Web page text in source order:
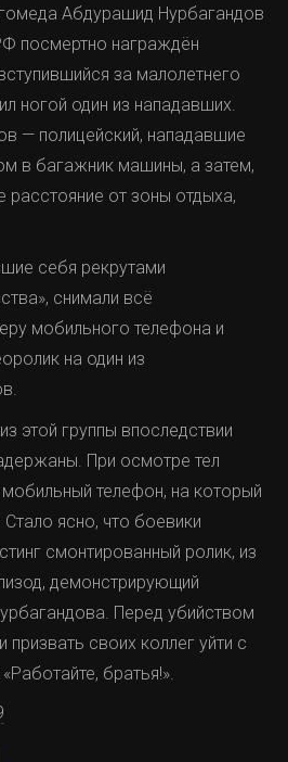
Абдурашид Нурбагандов
посмертно награждён
за малолетнего
ногой один из нападавших.
— полицейский, нападавшие
в багажник машины, а затем,
расстояние от зоны отдыха,
себя рекрутами
снимали всё
мобильного телефона и
на один из
этой группы впоследствии
При осмотре тел
телефон, на который
ясно, что боевики
смонтированный ролик, из
демонстрирующий
Перед убийством
своих коллег уйти с
братья!».